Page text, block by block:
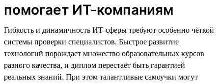
помогает ИТ-компаниям
Гибкость и динамичность ИТ-сферы требуют особенно чёткой
системы проверки специалистов. Быстрое развитие
технологий порождает множество образовательных курсов
разного качества, и диплом перестаёт быть гарантией
реальных знаний. При этом талантливые самоучки могут